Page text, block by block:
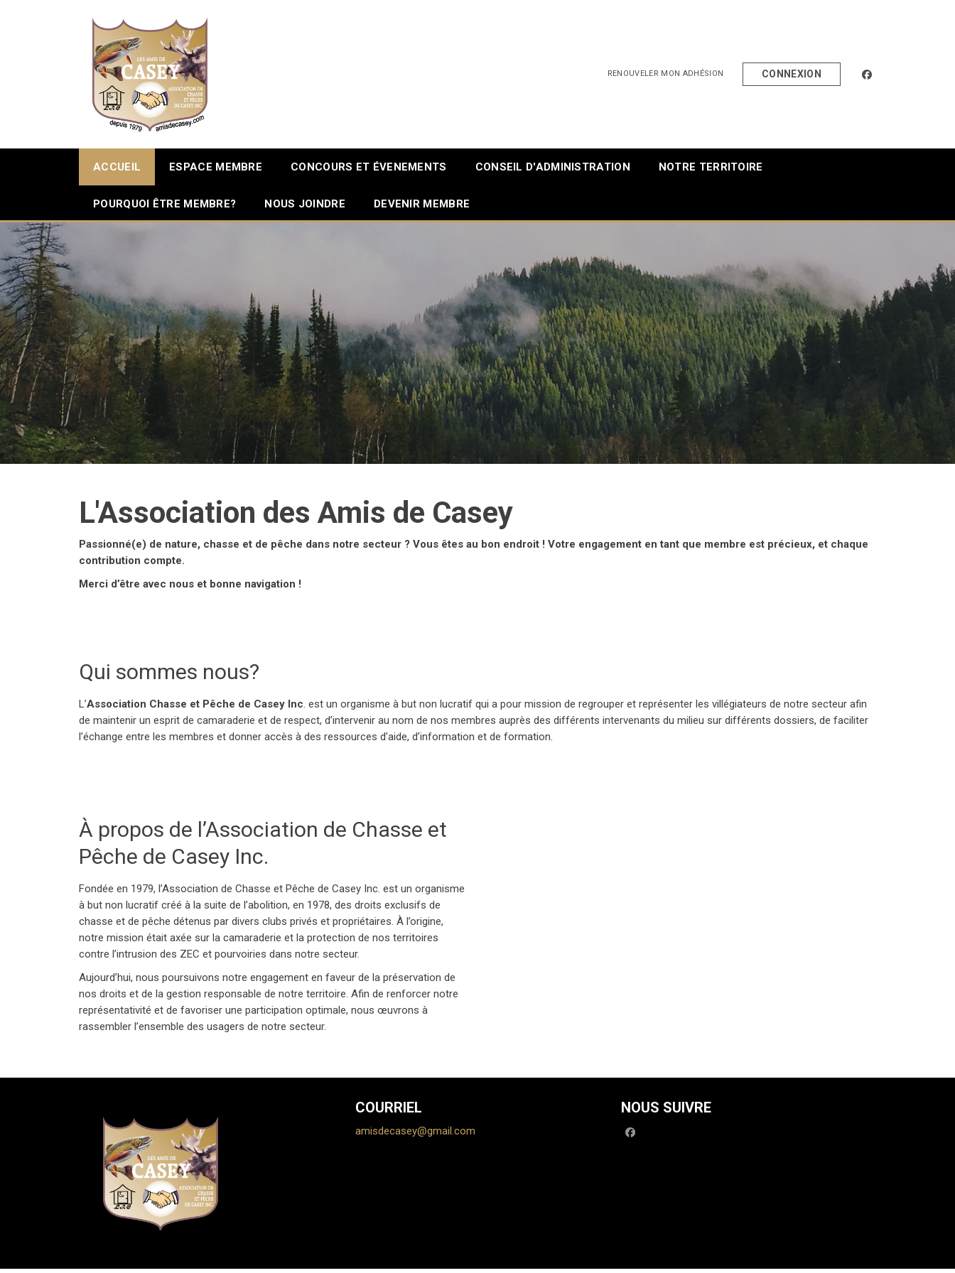
RENOUVELER MON ADHÉSION CONNEXION facebook
ACCUEIL ESPACE MEMBRE CONCOURS ET ÉVENEMENTS CONSEIL D'ADMINISTRATION NOTRE TERRITOIRE
POURQUOI ÊTRE MEMBRE? NOUS JOINDRE DEVENIR MEMBRE
L'Association des Amis de Casey
Passionné(e) de nature, chasse et de pêche dans notre secteur ? Vous êtes au bon endroit ! Votre engagement en tant que membre est précieux, et chaque
contribution compte.
Merci d’être avec nous et bonne navigation !
Qui sommes nous?
L’Association Chasse et Pêche de Casey Inc. est un organisme à but non lucratif qui a pour mission de regrouper et représenter les villégiateurs de notre secteur afin
de maintenir un esprit de camaraderie et de respect, d’intervenir au nom de nos membres auprès des différents intervenants du milieu sur différents dossiers, de faciliter
l’échange entre les membres et donner accès à des ressources d’aide, d’information et de formation.
À propos de l’Association de Chasse et
Pêche de Casey Inc.
Fondée en 1979, l’Association de Chasse et Pêche de Casey Inc. est un organisme
à but non lucratif créé à la suite de l’abolition, en 1978, des droits exclusifs de
chasse et de pêche détenus par divers clubs privés et propriétaires. À l’origine,
notre mission était axée sur la camaraderie et la protection de nos territoires
contre l’intrusion des ZEC et pourvoiries dans notre secteur.
Aujourd’hui, nous poursuivons notre engagement en faveur de la préservation de
nos droits et de la gestion responsable de notre territoire. Afin de renforcer notre
représentativité et de favoriser une participation optimale, nous œuvrons à
rassembler l’ensemble des usagers de notre secteur.
COURRIEL
amisdecasey@gmail.com
NOUS SUIVRE
facebook